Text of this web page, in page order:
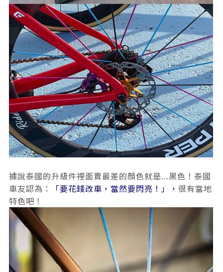
據說泰國的升級件裡面賣最差的顏色就是...黑色！泰國
車友認為：
「要花錢改車，當然要閃亮！」， 很有當地
特色吧！